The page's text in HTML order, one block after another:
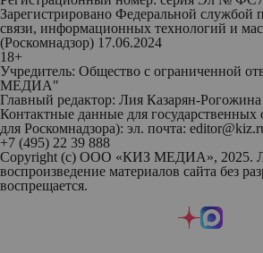
Зарегистрировано Федеральной службой
связи, информационных технологий и
(Роскомнадзор) 17.06.2024
18+
Учредитель: Общество с ограниченной
МЕДИА"
Главный редактор: Лия Казарян-Рогожина
Контактные данные для государственных
для Роскомнадзора): эл. почта:
+7 (495) 22 39 888
Copyright (с) ООО «КИЗ МЕДИА», 2025.
воспроизведение материалов сайта без
воспрещается.